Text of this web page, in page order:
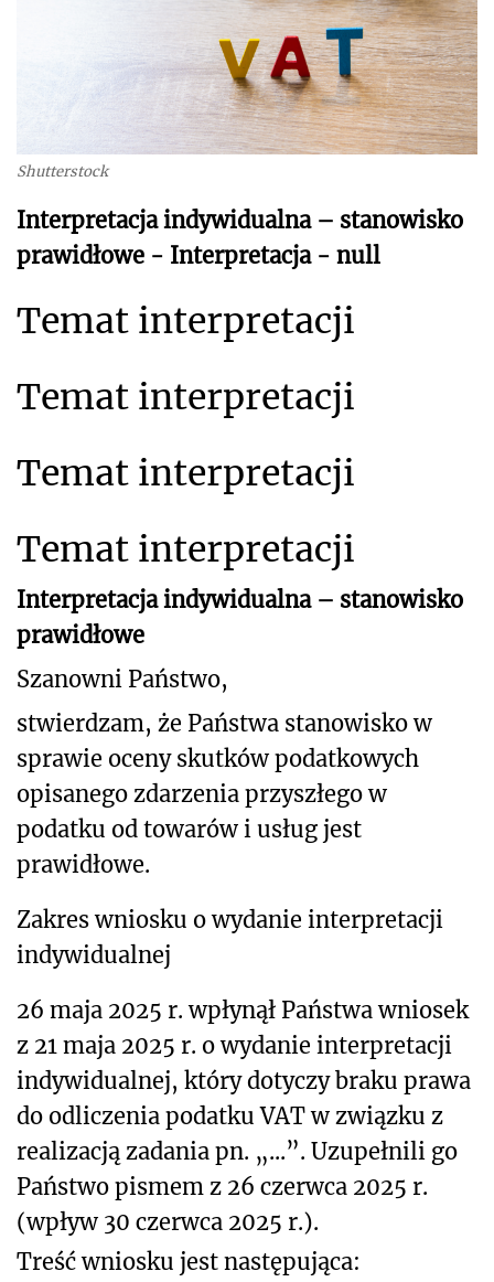
Shutterstock
Interpretacja indywidualna – stanowisko
prawidłowe - Interpretacja - null
Temat interpretacji
Temat interpretacji
Temat interpretacji
Temat interpretacji
Interpretacja indywidualna – stanowisko
prawidłowe
Szanowni Państwo,
stwierdzam, że Państwa stanowisko w
sprawie oceny skutków podatkowych
opisanego zdarzenia przyszłego w
podatku od towarów i usług jest
prawidłowe.
Zakres wniosku o wydanie interpretacji
indywidualnej
26 maja 2025 r. wpłynął Państwa wniosek
z 21 maja 2025 r. o wydanie interpretacji
indywidualnej, który dotyczy braku prawa
do odliczenia podatku VAT w związku z
realizacją zadania pn. „...”. Uzupełnili go
Państwo pismem z 26 czerwca 2025 r.
(wpływ 30 czerwca 2025 r.).
Treść wniosku jest następująca: